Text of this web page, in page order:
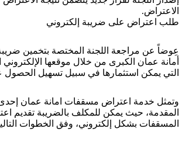
الاعتراض.
طلب اعتراض على ضريبة إلكتروني
عِوضاً عن مراجعة اللجنة المختصة بتخمين
أمانة عمان الكبرى من خلال موقعها
التي يمكن استثمارها في سبيل تسهيل الحصول
وتمثل خدمة اعتراض مسقفات امانة عمان
المقدمة، حيث يمكن للمكلف بالضريبة تقديم
المسقفات بشكل إلكتروني، وفق الخطوات